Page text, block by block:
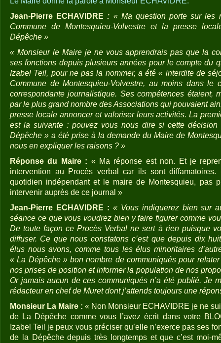
Jean-Pierre ECHAVIDRE : « Ma question porte sur les
Commune de Montesquieu-Volvestre et la presse
Dépêche »
« Monsieur le Maire je ne vous apprendrais pas que la
ses fonctions depuis plusieurs années pour le compte du
Izabel Teil, pour ne pas la nommer, a été « interdite de
Commune de Montesquieu-Volvestre, au moins dans le
correspondante journalistique. Ses compétences étaient,
par le plus grand nombre des Associations qui pouvaient
presse locale annoncer et valoriser leurs activités. La
est la suivante : pouvez vous nous dire si cette
Dépêche » a été prise à la demande du Maire de
nous en expliquer les raisons ? »
Réponse du Maire : « Ma réponse est non. Et je
intervention au Procès verbal car ils sont
quotidien indépendant et le maire de Montesquieu, pas
intervenir auprès de ce journal »
Jean-Pierre ECHAVIDRE : « Vous indiquerez bien sur
séance ce que vous voudrez bien y faire figurer comme
De toute façon ce Procès Verbal ne sert à rien puisque
diffuser. Ce que nous constatons c’est que depuis dix
élus nous avons, comme tous les élus minoritaires
« La Dépêche » bon nombre de communiqués pour
nos prises de position et informer la population de nos
Or jamais aucun de ces communiqués n’a été publié. Je
rédacteur en chef de Muret dont j’attends toujours une
Monsieur La Maire : « Non Monsieur ECHAVIDRE je ne
de La Dépêche comme vous l’avez écrit dans votre
Izabel Teil je peux vous préciser qu’elle n’exerce pas ses
de la Dépêche depuis très longtemps et que c’est moi-